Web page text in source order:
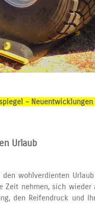
- Neuentwicklungen
Urlaub
wohlverdienten
nehmen, sich wieder
den Reifendruck und